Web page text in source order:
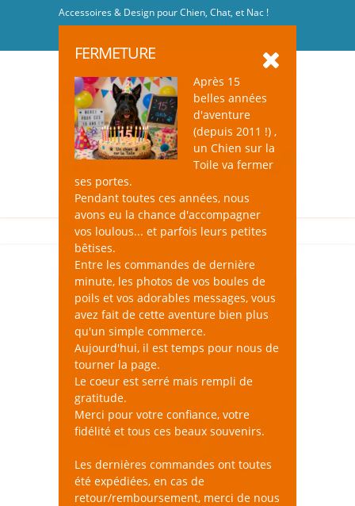
Accessoires & Design pour Chien, Chat, et Nac !
FERMETURE
Après 15
belles années
d'aventure
(depuis 2011 !) ,
un Chien sur la
Toile va fermer
ses portes.
Pendant toutes ces années, nous
avons eu la chance d'accompagner
vos loulous... et parfois leurs petites
bêtises.
Entre les commandes de dernière
minute, les photos de vos boules de
poils et vos adorables messages, vous
avez fait de cette aventure bien plus
qu'un simple commerce.
Aujourd'hui, il est temps pour nous de
tourner la page.
Le coeur est serré mais rempli de
gratitude.
Merci pour votre confiance, votre
fidélité et tous ces beaux souvenirs.
Les dernières commandes ont toutes
été expédiées, en cas de
retour/remboursement, merci de nous